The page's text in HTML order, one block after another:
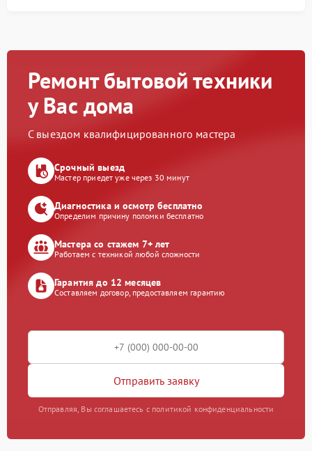
Ремонт бытовой техники
у Вас дома
С выездом квалифицированного мастера
Срочный выезд
Мастер приедет уже через 30 минут
Диагностика и осмотр бесплатно
Определим причину поломки бесплатно
Мастера со стажем 7+ лет
Работаем с техникой любой сложности
Гарантия до 12 месяцев
Составляем договор, предоставляем гарантию
Отправить заявку
Отправляя, Вы соглашаетесь с политикой конфиденциальности